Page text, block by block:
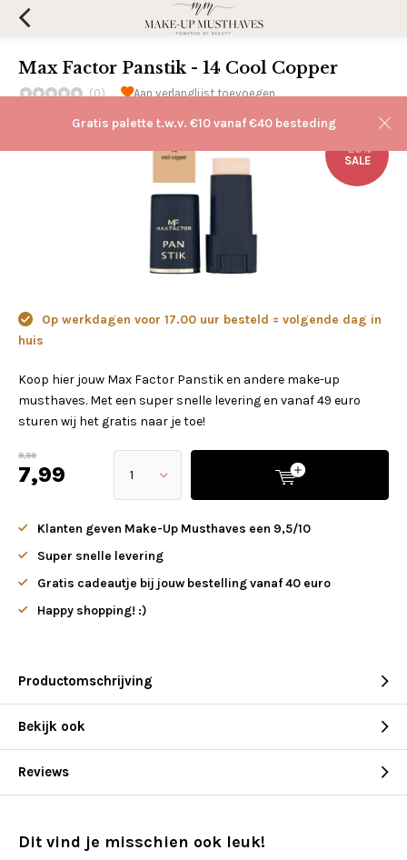
Gratis palette t.w.v. €10 vanaf €40 besteding
Max Factor Panstik - 14 Cool Copper
(0) Aan verlanglijst toevoegen
-20%
SALE
Op werkdagen voor 17.00 uur besteld = volgende dag in
huis
Koop hier jouw Max Factor Panstik en andere make-up
musthaves. Met een super snelle levering en vanaf 49 euro
sturen wij het gratis naar je toe!
9,99
7,99
Klanten geven Make-Up Musthaves een 9,5/10
Super snelle levering
Gratis cadeautje bij jouw bestelling vanaf 40 euro
Happy shopping! :)
Productomschrijving
Bekijk ook
Reviews
Dit vind je misschien ook leuk!